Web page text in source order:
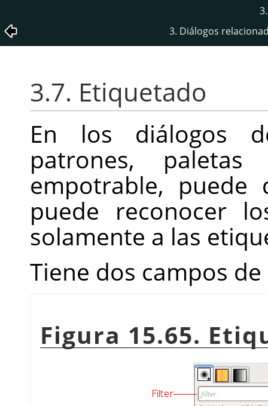
3. Diálogos
3.7. Etiquetado
En los diálogos
patrones,
empotrable, puede
puede reconocer
solamente a las
Tiene dos campos
Figura 15.65.